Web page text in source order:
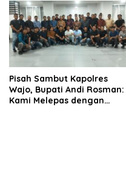
Putih
Pisah Sambut Kapolres
Wajo, Bupati Andi Rosman:
Kami Melepas dengan